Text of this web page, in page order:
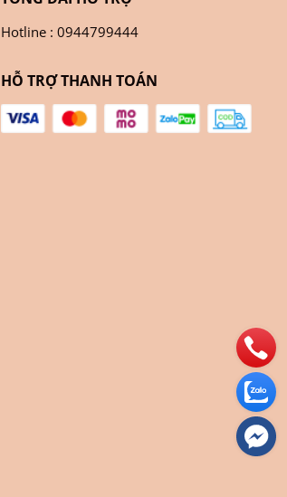
Hotline : 0944799444
HỖ TRỢ THANH TOÁN